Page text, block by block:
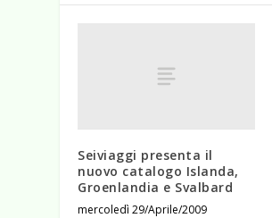
Seiviaggi presenta il
nuovo catalogo Islanda,
Groenlandia e Svalbard
mercoledì 29/Aprile/2009